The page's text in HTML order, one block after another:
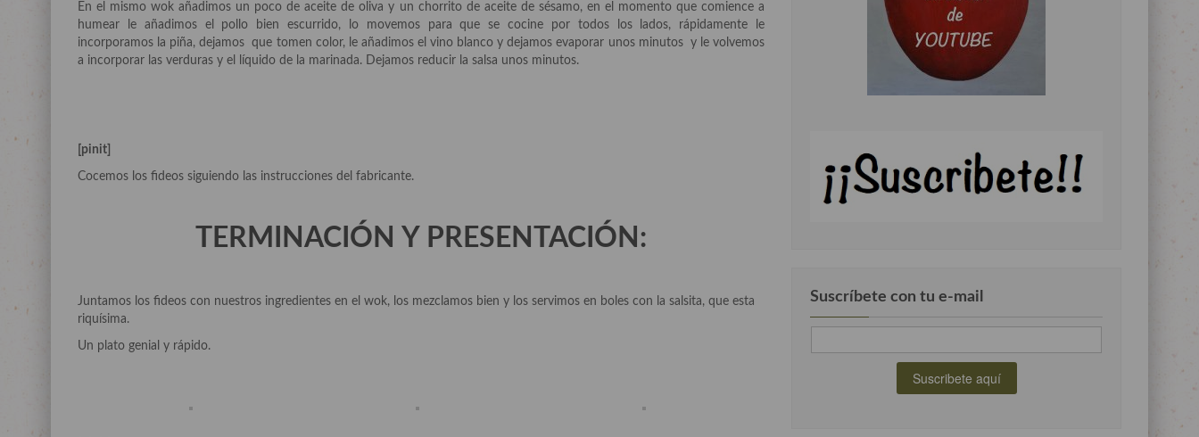
En el mismo wok añadimos un poco de aceite de oliva y un chorrito de aceite de sésamo, en el momento que comience a
humear le añadimos el pollo bien escurrido, lo movemos para que se cocine por todos los lados, rápidamente le
incorporamos la piña, dejamos que tomen color, le añadimos el vino blanco y dejamos evaporar unos minutos y le volvemos
a incorporar las verduras y el líquido de la marinada. Dejamos reducir la salsa unos minutos.
[pinit]
Cocemos los fideos siguiendo las instrucciones del fabricante.
TERMINACIÓN Y PRESENTACIÓN:
Juntamos los fideos con nuestros ingredientes en el wok, los mezclamos bien y los servimos en boles con la salsita, que esta
riquísima.
Un plato genial y rápido.
Suscríbete con tu e-mail